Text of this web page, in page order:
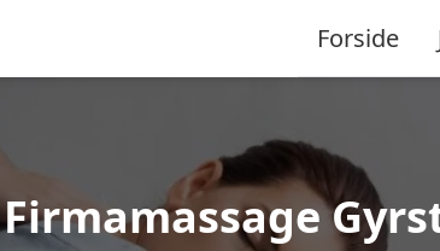
Forside
Firmamassage